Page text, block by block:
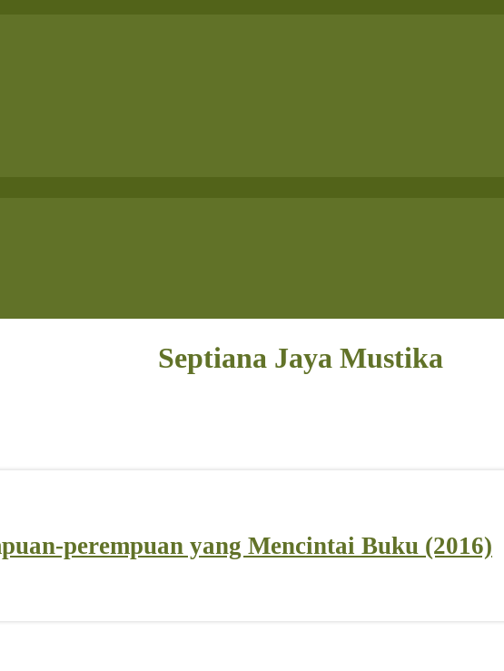
Septiana Jaya Mustika
perempuan yang Mencintai Buku (2016)